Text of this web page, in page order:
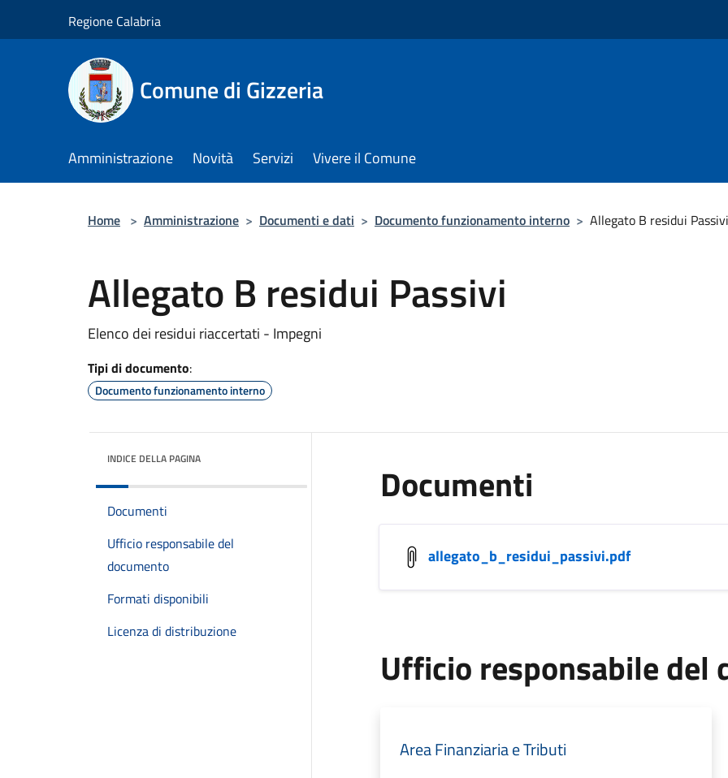
Regione Calabria
Comune di Gizzeria
Amministrazione Novità Servizi Vivere il Comune
Home > Amministrazione > Documenti e dati > Documento funzionamento interno > Allegato B residui Passivi
Allegato B residui Passivi
Elenco dei residui riaccertati - Impegni
Tipi di documento:
Documento funzionamento interno
INDICE DELLA PAGINA
Documenti
Ufficio responsabile del
documento
Formati disponibili
Licenza di distribuzione
Documenti
allegato_b_residui_passivi.pdf
Ufficio responsabile del
Area Finanziaria e Tributi